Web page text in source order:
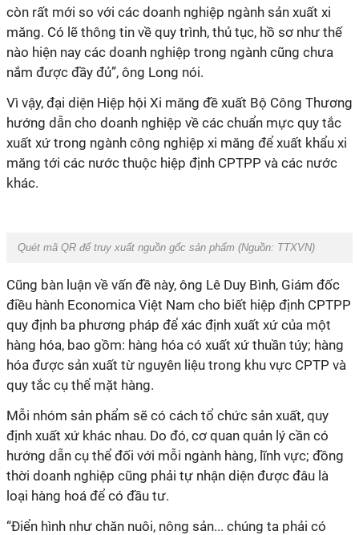
còn rất mới so với các doanh nghiệp ngành sản xuất xi
măng. Có lẽ thông tin về quy trình, thủ tục, hồ sơ như thế
nào hiện nay các doanh nghiệp trong ngành cũng chưa
nắm được đầy đủ”, ông Long nói.
Vì vậy, đại diện Hiệp hội Xi măng đề xuất Bộ Công Thương
hướng dẫn cho doanh nghiệp về các chuẩn mực quy tắc
xuất xứ trong ngành công nghiệp xi măng để xuất khẩu xi
măng tới các nước thuộc hiệp định CPTPP và các nước
khác.
Quét mã QR để truy xuất nguồn gốc sản phẩm (Nguồn: TTXVN)
Cũng bàn luận về vấn đề này, ông Lê Duy Bình, Giám đốc
điều hành Economica Việt Nam cho biết hiệp định CPTPP
quy định ba phương pháp để xác định xuất xứ của một
hàng hóa, bao gồm: hàng hóa có xuất xứ thuần túy; hàng
hóa được sản xuất từ nguyên liệu trong khu vực CPTP và
quy tắc cụ thể mặt hàng.
Mỗi nhóm sản phẩm sẽ có cách tổ chức sản xuất, quy
định xuất xứ khác nhau. Do đó, cơ quan quản lý cần có
hướng dẫn cụ thể đối với mỗi ngành hàng, lĩnh vực; đồng
thời doanh nghiệp cũng phải tự nhận diện được đâu là
loại hàng hoá để có đầu tư.
“Điển hình như chăn nuôi, nông sản... chúng ta phải có